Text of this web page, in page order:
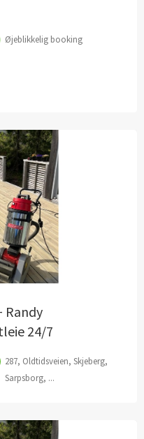
Øjeblikkelig booking
Randy
24/7
287, Oldtidsveien, Skjeberg,
Sarpsborg, ...